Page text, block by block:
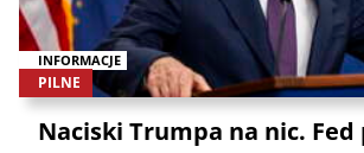
INFORMACJE
PILNE
Naciski Trumpa na nic. Fed